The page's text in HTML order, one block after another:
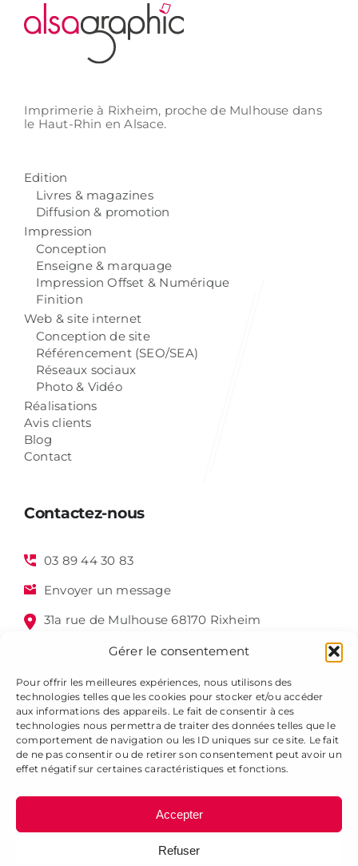
Gérer le consentement
Pour offrir les meilleures expériences, nous utilisons des
technologies telles que les cookies pour stocker et/ou accéder
aux informations des appareils. Le fait de consentir à ces
technologies nous permettra de traiter des données telles que le
comportement de navigation ou les ID uniques sur ce site. Le fait
de ne pas consentir ou de retirer son consentement peut avoir un
effet négatif sur certaines caractéristiques et fonctions.
Accepter
Refuser
Imprimerie à Rixheim, proche de Mulhouse dans
le Haut-Rhin en Alsace.
Edition
Livres & magazines
Diffusion & promotion
Impression
Conception
Enseigne & marquage
Impression Offset & Numérique
Finition
Web & site internet
Conception de site
Référencement (SEO/SEA)
Réseaux sociaux
Photo & Vidéo
Réalisations
Avis clients
Blog
Contact
Contactez-nous
03 89 44 30 83
Envoyer un message
31a rue de Mulhouse 68170 Rixheim
Alsagraphic 2025 - Tous droits réservés -Mentions légales